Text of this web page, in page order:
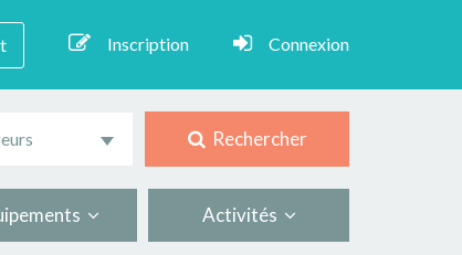
Inscription Connexion
Rechercher
Activités